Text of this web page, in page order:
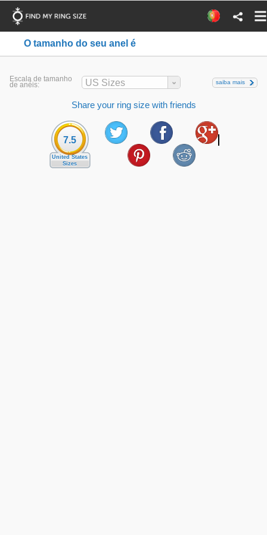
O tamanho do seu anel é
Escala de tamanho
de anéis: US Sizes saiba mais
Share your ring size with friends
7.5
United States
Sizes